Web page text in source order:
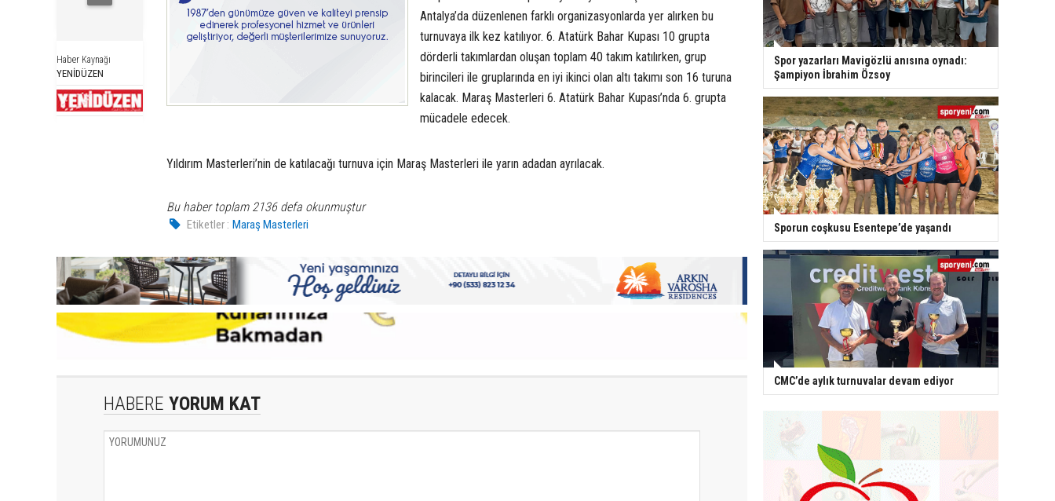
Haber Kaynağı
YENİDÜZEN
Antalya’da düzenlenen farklı organizasyonlarda yer alırken bu
turnuvaya ilk kez katılıyor. 6. Atatürk Bahar Kupası 10 grupta
dörderli takımlardan oluşan toplam 40 takım katılırken, grup
birincileri ile gruplarında en iyi ikinci olan altı takımı son 16 turuna
kalacak. Maraş Masterleri 6. Atatürk Bahar Kupası’nda 6. grupta
mücadele edecek.
Yıldırım Masterleri’nin de katılacağı turnuva için Maraş Masterleri ile yarın adadan ayrılacak.
Bu haber toplam 2136 defa okunmuştur
Etiketler : Maraş Masterleri
HABERE YORUM KAT
Spor yazarları Mavigözlü anısına oynadı:
Şampiyon İbrahim Özsoy
Sporun coşkusu Esentepe’de yaşandı
CMC’de aylık turnuvalar devam ediyor